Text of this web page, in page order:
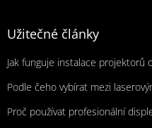
Užitečné články
Jak funguje instalace projektorů
Podle čeho vybírat mezi
Proč používat profesionální